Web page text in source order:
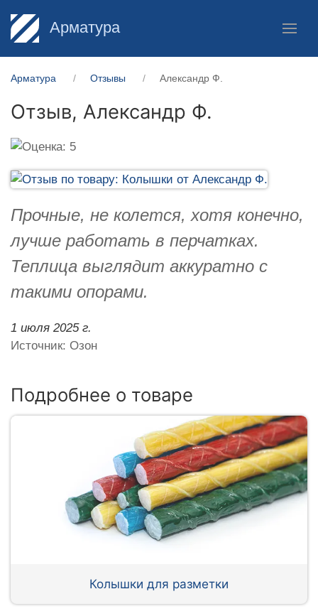
Арматура
Арматура Отзывы Александр Ф.
Отзыв, Александр Ф.
Прочные, не колется, хотя конечно,
лучше работать в перчатках.
Теплица выглядит аккуратно с
такими опорами.
1 июля 2025 г.
Источник: Озон
Подробнее о товаре
Колышки для разметки